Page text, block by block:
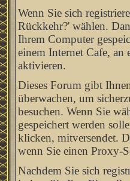
Wenn Sie sich
Rückkehr?' wählen.
Ihrem Computer
einem Internet Cafe, an
aktivieren.
Dieses Forum gibt
überwachen, um
besuchen. Wenn Sie
gespeichert werden
klicken, mitversendet.
wenn Sie einen Proxy-
Nachdem Sie sich